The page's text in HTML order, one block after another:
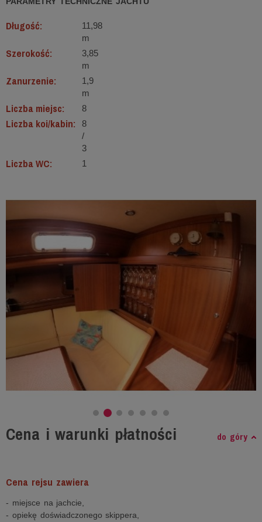
Długość:
11,98
m
Szerokość:
3,85
m
Zanurzenie:
1,9
m
Liczba miejsc: 8
Liczba koi/kabin:
8
/
3
Liczba WC: 1
Cena i warunki płatności do góry
Cena rejsu zawiera
- miejsce na jachcie,
- opiekę doświadczonego skippera,